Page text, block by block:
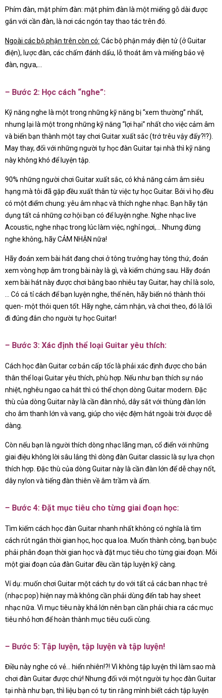
Phím đàn, mặt phím đàn: mặt phím đàn là một miếng gỗ dài được
gắn với cần đàn, là nơi các ngón tay thao tác trên đó.
Ngoài các bộ phận trên còn có: Các bộ phận máy điện tử (ở Guitar
điện), lược đàn, các chấm đánh dấu, lỗ thoát âm và miếng bảo vệ
đàn, ngựa,…
– Bước 2: Học cách “nghe”:
Kỹ năng nghe là một trong những kỹ năng bị “xem thường” nhất,
nhưng lại là một trong những kỹ năng “lợi hại” nhất cho việc cảm âm
và biến bạn thành một tay chơi Guitar xuất sắc (trớ trêu vậy đấy?!?).
May thay, đối với những người tự học đàn Guitar tại nhà thì kỹ năng
này không khó để luyện tập.
90% những người chơi Guitar xuất sắc, có khả năng cảm âm siêu
hạng mà tôi đã gặp đều xuất thân từ việc tự học Guitar. Bởi vì họ đều
có một điểm chung: yêu âm nhạc và thích nghe nhạc. Bạn hãy tận
dụng tất cả những cơ hội bạn có để luyện nghe. Nghe nhạc live
Acoustic, nghe nhạc trong lúc làm việc, nghỉ ngơi,… Nhưng đừng
nghe không, hãy CẢM NHẬN nữa!
Hãy đoán xem bài hát đang chơi ở tông trưởng hay tông thứ, đoán
xem vòng hợp âm trong bài này là gì, và kiểm chứng sau. Hãy đoán
xem bài hát này được chơi bằng bao nhiêu tay Guitar, hay chỉ là solo,
… Có cả tỉ cách để bạn luyện nghe, thế nên, hãy biến nó thành thói
quen- một thói quen tốt. Hãy nghe, cảm nhận, và chơi theo, đó là lối
đi đúng đắn cho người tự học Guitar!
– Bước 3: Xác định thể loại Guitar yêu thích:
Cách học đàn Guitar cơ bản cấp tốc là phải xác định được cho bản
thân thể loại Guitar yêu thích, phù hợp. Nếu như bạn thích sự náo
nhiệt, nghêu ngao ca hát thì có thể chọn dòng Guitar modern. Đặc
thù của dòng Guitar này là cần đàn nhỏ, dây sắt với thùng đàn lớn
cho âm thanh lớn và vang, giúp cho việc đệm hát ngoài trời được dễ
dàng.
Còn nếu bạn là người thích dòng nhạc lãng mạn, cổ điển với những
giai điệu không lời sâu lắng thì dòng đàn Guitar classic là sự lựa chọn
thích hợp. Đặc thù của dòng Guitar này là cần đàn lớn để dễ chạy nốt,
dây nylon và tiếng đàn thiên về âm trầm và ấm.
– Bước 4: Đặt mục tiêu cho từng giai đoạn học:
Tìm kiếm cách học đàn Guitar nhanh nhất không có nghĩa là tìm
cách rút ngắn thời gian học, học qua loa. Muốn thành công, bạn buộc
phải phân đoạn thời gian học và đặt mục tiêu cho từng giai đoạn. Mỗi
một giai đoạn của đàn Guitar đều cần tập luyện kỹ càng.
Ví dụ: muốn chơi Guitar một cách tự do với tất cả các ban nhạc trẻ
(nhạc pop) hiện nay mà không cần phải dùng đến tab hay sheet
nhạc nữa. Vì mục tiêu này khá lớn nên bạn cần phải chia ra các mục
tiêu nhỏ hơn để hoàn thành mục tiêu cuối cùng.
– Bước 5: Tập luyện, tập luyện và tập luyện!
Điều này nghe có vẻ… hiển nhiên!?! Vì không tập luyện thì làm sao mà
chơi đàn Guitar được chứ! Nhưng đối với một người tự học đàn Guitar
tại nhà như bạn, thì liệu bạn có tự tin rằng mình biết cách tập luyện